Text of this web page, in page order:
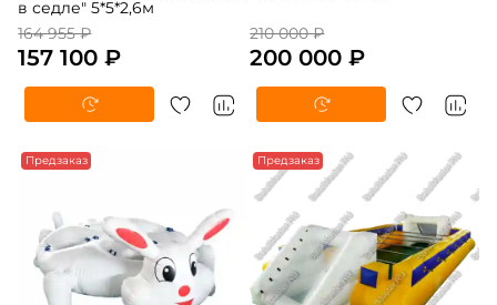
в седле" 5*5*2,6м
164 955 ₽
157 100 ₽
210 000 ₽
200 000 ₽
Предзаказ Предзаказ